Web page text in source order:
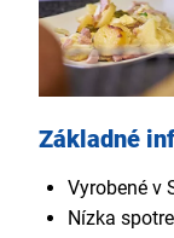
Základné
Vyrobené v
Nízka